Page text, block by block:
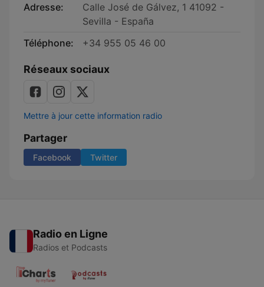
Adresse:
Calle José de Gálvez, 1 41092 -
Sevilla - España
Téléphone:
+34 955 05 46 00
Réseaux sociaux
Mettre à jour cette information radio
Partager
Facebook Twitter
Radio en Ligne
Radios et Podcasts